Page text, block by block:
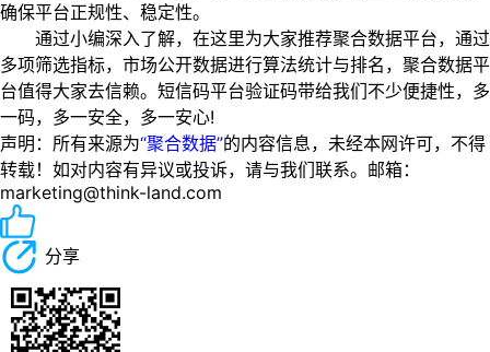
确保平台正规性、稳定性。
通过小编深入了解，在这里为大家推荐聚合数据平台，通过
多项筛选指标，市场公开数据进行算法统计与排名，聚合数据平
台值得大家去信赖。短信码平台验证码带给我们不少便捷性，多
一码，多一安全，多一安心!
声明：所有来源为“聚合数据”的内容信息，未经本网许可，不得
转载！如对内容有异议或投诉，请与我们联系。邮箱：
marketing@think-land.com
分享